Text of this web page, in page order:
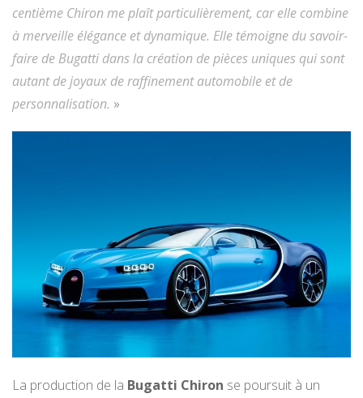
centième Chiron me plaît particulièrement, car elle combine
à merveille élégance et dynamique. Elle témoigne du savoir-
faire de Bugatti dans la création de pièces uniques qui sont
autant de joyaux de raffinement automobile et de
personnalisation. »
La production de la Bugatti Chiron se poursuit à un